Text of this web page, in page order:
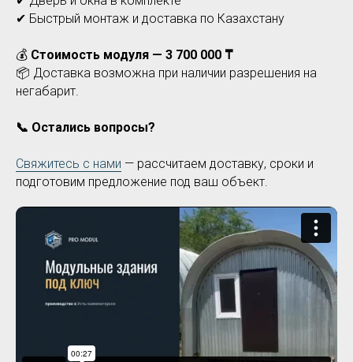
✔ Быстрый монтаж и доставка по Казахстану
💰 Стоимость модуля — 3 700 000 ₸
📦 Доставка возможна при наличии разрешения на
негабарит.
📞 Остались вопросы?
Свяжитесь с нами — рассчитаем доставку, сроки и
подготовим предложение под ваш объект.